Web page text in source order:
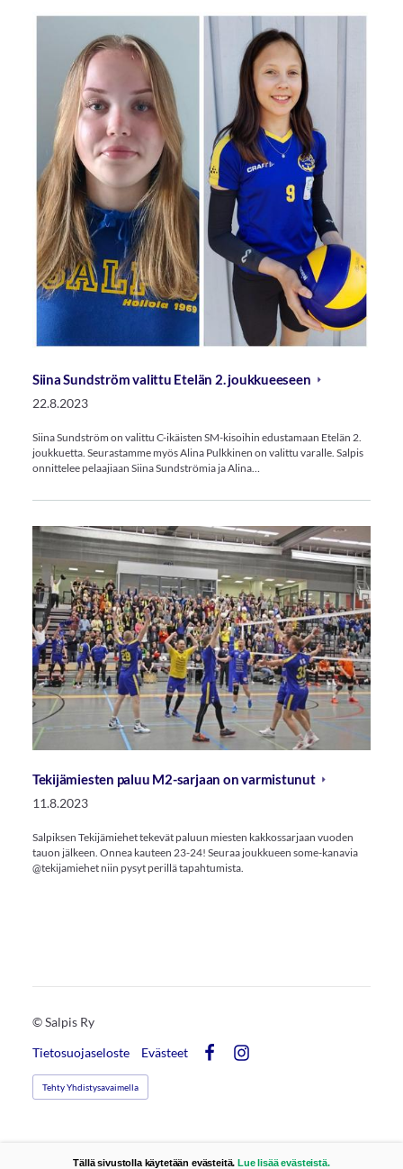
Siina Sundström valittu Etelän 2. joukkueeseen
22.8.2023
Siina Sundström on valittu C-ikäisten SM-kisoihin edustamaan Etelän 2.
joukkuetta. Seurastamme myös Alina Pulkkinen on valittu varalle. Salpis
onnittelee pelaajiaan Siina Sundströmia ja Alina…
Tekijämiesten paluu M2-sarjaan on varmistunut
11.8.2023
Salpiksen Tekijämiehet tekevät paluun miesten kakkossarjaan vuoden
tauon jälkeen. Onnea kauteen 23-24! Seuraa joukkueen some-kanavia
@tekijamiehet niin pysyt perillä tapahtumista.
©Salpis Ry
Tietosuojaseloste
Evästeet
Tehty Yhdistysavaimella
Tällä sivustolla käytetään evästeitä.Lue lisää evästeistä.